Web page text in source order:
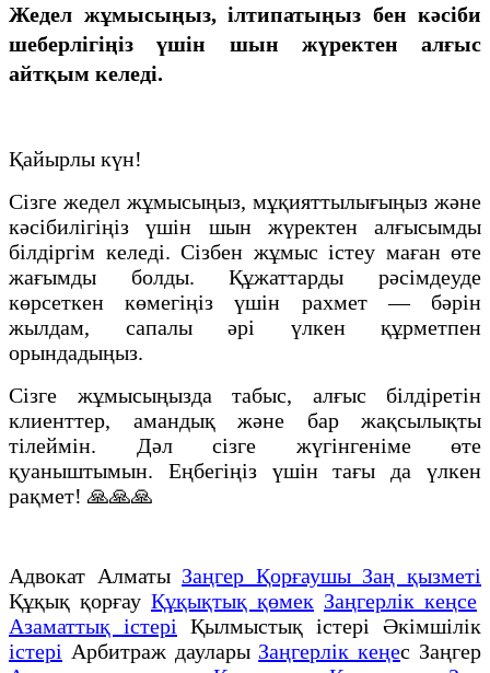
Жедел жұмысыңыз, ілтипатыңыз бен кәсіби
шеберлігіңіз үшін шын жүректен алғыс
айтқым келеді.
Қайырлы күн!
Сізге жедел жұмысыңыз, мұқияттылығыңыз және
кәсібилігіңіз үшін шын жүректен алғысымды
білдіргім келеді. Сізбен жұмыс істеу маған өте
жағымды болды. Құжаттарды рәсімдеуде
көрсеткен көмегіңіз үшін рахмет — бәрін
жылдам, сапалы әрі үлкен құрметпен
орындадыңыз.
Сізге жұмысыңызда табыс, алғыс білдіретін
клиенттер, амандық және бар жақсылықты
тілеймін. Дәл сізге жүгінгеніме өте
қуаныштымын. Еңбегіңіз үшін тағы да үлкен
рақмет! 🙏🙏🙏
Адвокат Алматы Заңгер Қорғаушы Заң қызметі
Құқық қорғау Құқықтық қөмек Заңгерлік кеңсе
Азаматтық істері Қылмыстық істері Әкімшілік
істері Арбитраж даулары Заңгерлік кеңес Заңгер